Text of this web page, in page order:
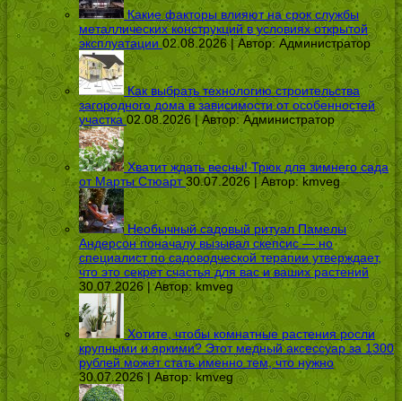
Какие факторы влияют на срок службы
металлических конструкций в условиях открытой
эксплуатации 02.08.2026 | Автор: Администратор
Как выбрать технологию строительства
загородного дома в зависимости от особенностей
участка 02.08.2026 | Автор:Администратор
Хватит ждать весны! Трюк для зимнего сада
от Марты Стюарт 30.07.2026 | Автор: kmveg
Необычный садовый ритуал Памелы
Андерсон поначалу вызывал скепсис — но
специалист по садоводческой терапии утверждает,
что это секрет счастья для вас и ваших растений
30.07.2026 | Автор: kmveg
Хотите, чтобы комнатные растения росли
крупными и яркими? Этот медный аксессуар за 1300
рублей может стать именно тем, что нужно
30.07.2026 | Автор: kmveg